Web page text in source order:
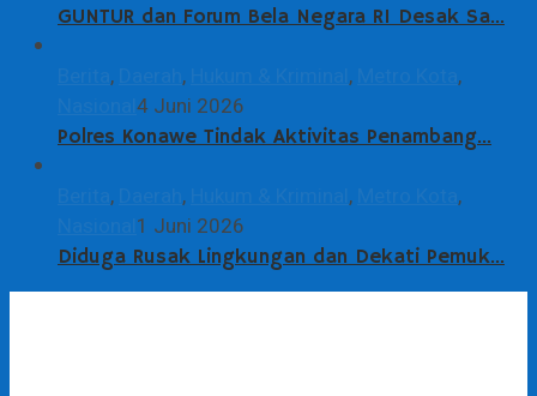
GUNTUR dan Forum Bela Negara RI Desak Sa…
, , ,
,
4 Juni 2026
Polres Konawe Tindak Aktivitas Penambang…
, , ,
,
1 Juni 2026
Diduga Rusak Lingkungan dan Dekati Pemuk…